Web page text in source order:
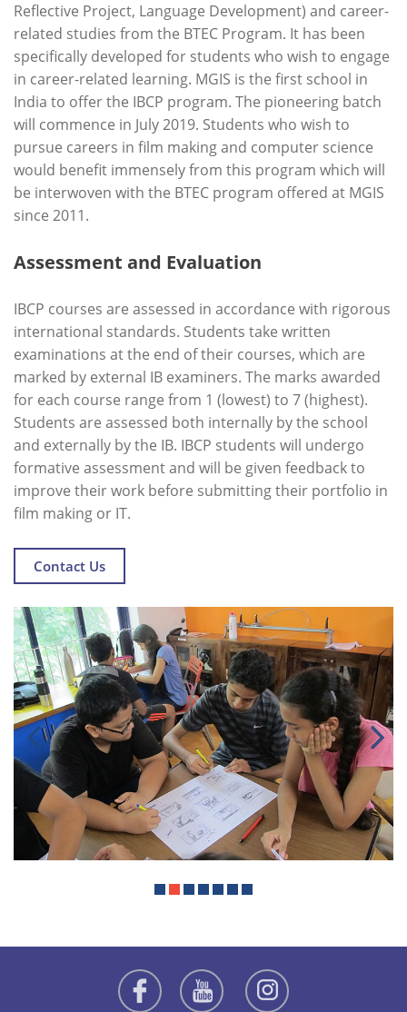
Reflective Project, Language Development) and career-
related studies from the BTEC Program. It has been
specifically developed for students who wish to engage
in career-related learning. MGIS is the first school in
India to offer the IBCP program. The pioneering batch
will commence in July 2019. Students who wish to
pursue careers in film making and computer science
would benefit immensely from this program which will
be interwoven with the BTEC program offered at MGIS
since 2011.
Assessment and Evaluation
IBCP courses are assessed in accordance with rigorous
international standards. Students take written
examinations at the end of their courses, which are
marked by external IB examiners. The marks awarded
for each course range from 1 (lowest) to 7 (highest).
Students are assessed both internally by the school
and externally by the IB. IBCP students will undergo
formative assessment and will be given feedback to
improve their work before submitting their portfolio in
film making or IT.
Contact Us